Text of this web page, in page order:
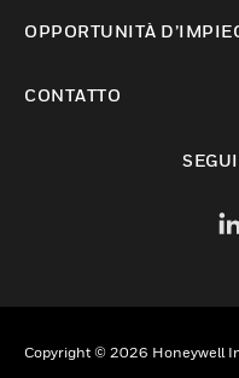
OPPORTUNITÀ
CONTATTO
Copyright © 2026 Honeywell